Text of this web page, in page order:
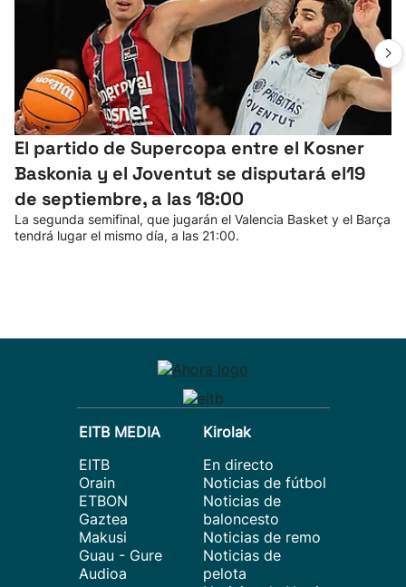
El partido de Supercopa entre el Kosner
Baskonia y el Joventut se disputará el19
de septiembre, a las 18:00
La segunda semifinal, que jugarán el Valencia Basket y el Barça
tendrá lugar el mismo día, a las 21:00.
EITB MEDIA
EITB
Orain
ETBON
Gaztea
Makusi
Guau - Gure
Audioa
Kirolak
En directo
Noticias de fútbol
Noticias de
baloncesto
Noticias de remo
Noticias de
pelota